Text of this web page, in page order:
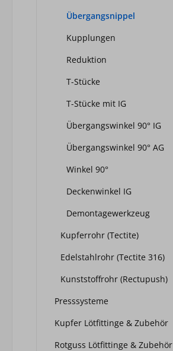
Übergangsnippel
Kupplungen
Reduktion
T-Stücke
T-Stücke mit IG
Übergangswinkel 90° IG
Übergangswinkel 90° AG
Winkel 90°
Deckenwinkel IG
Demontagewerkzeug
Kupferrohr (Tectite)
Edelstahlrohr (Tectite 316)
Kunststoffrohr (Rectupush)
Presssysteme
Kupfer Lötfittinge & Zubehör
Rotguss Lötfittinge & Zubehör